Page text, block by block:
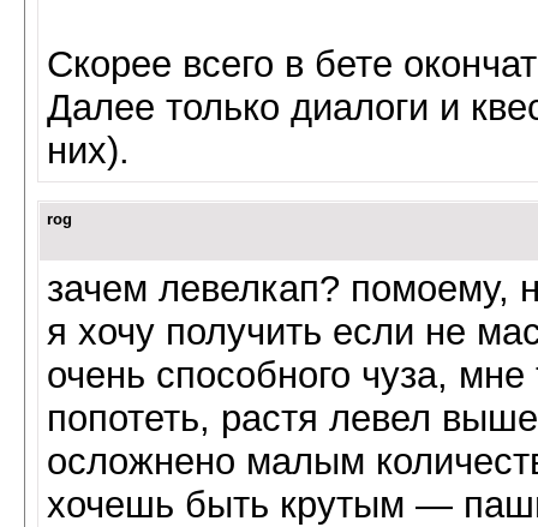
Скорее всего в бете
Далее только диалоги и
них).
rog
зачем левелкап? помоему,
я хочу получить если не
очень способного чуза,
попотеть, растя левел
осложнено малым
хочешь быть крутым —